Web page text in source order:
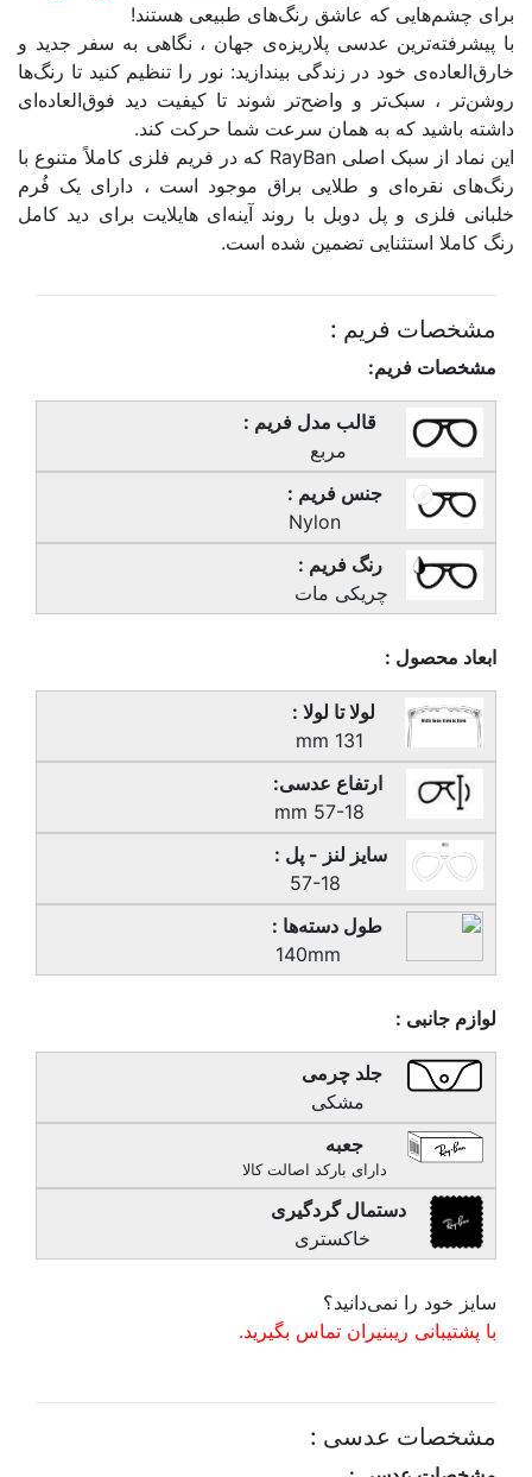
برای چشم‌هایی که عاشق رنگ‌های طبیعی هستند!
با پیشرفته‌ترین عدسی پلاریزه‌ی جهان ، نگاهی به سفر جدید و
خارق‌العاده‌ی خود در زندگی بیندازید: نور را تنظیم کنید تا رنگ‌ها
روشن‌تر ، سبک‌تر و واضح‌تر شوند تا کیفیت دید فوق‌العاده‌ای
داشته باشید که به همان سرعت شما حرکت کند.
این نماد از سبک اصلی RayBan که در فریم فلزی کاملاً متنوع با
رنگ‌های نقره‌ای و طلایی براق موجود است ، دارای یک فُرم
خلبانی فلزی و پل دوبل با روند آینه‌ای هایلایت برای دید کامل
رنگ کاملا استثنایی تضمین شده است.
مشخصات فریم :
مشخصات فریم:
قالب مدل فریم :
مربع
جنس فریم :
Nylon
رنگ فریم :
چریکی مات
ابعاد محصول :
لولا تا لولا :
ارتفاع عدسی:
57-18 mm
سایز لنز - پل :
57-18
طول دسته‌ها :
140mm
لوازم جانبی :
جلد چرمی
مشکی
جعبه
دارای بارکد اصالت کالا
دستمال گردگیری
خاکستری
سایز خود را نمی‌دانید؟
با پشتیبانی ریبنیران تماس بگیرید.
مشخصات عدسی :